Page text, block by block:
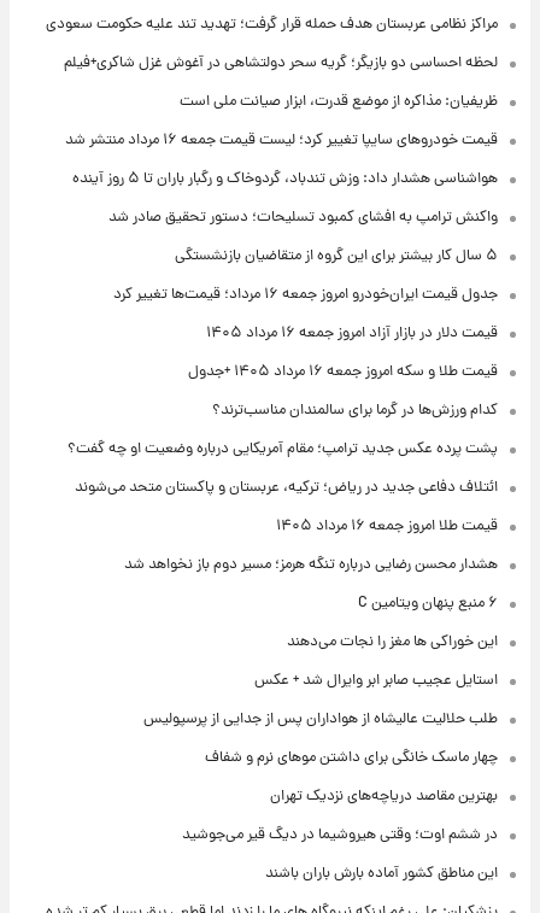
مراکز نظامی عربستان هدف حمله قرار گرفت؛ تهدید تند علیه حکومت سعودی
لحظه احساسی دو بازیگر؛ گریه سحر دولتشاهی در آغوش غزل شاکری+فیلم
ظریفیان: مذاکره از موضع قدرت، ابزار صیانت ملی است
قیمت خودروهای سایپا تغییر کرد؛ لیست قیمت جمعه ۱۶ مرداد منتشر شد
هواشناسی هشدار داد: وزش تندباد، گردوخاک و رگبار باران تا ۵ روز آینده
واکنش ترامپ به افشای کمبود تسلیحات؛ دستور تحقیق صادر شد
۵ سال کار بیشتر برای این گروه از متقاضیان بازنشستگی
جدول قیمت ایران‌خودرو امروز جمعه ۱۶ مرداد؛ قیمت‌ها تغییر کرد
قیمت دلار در بازار آزاد امروز جمعه ۱۶ مرداد ۱۴۰۵
قیمت طلا و سکه امروز جمعه ۱۶ مرداد ۱۴۰۵ +جدول
کدام ورزش‌ها در گرما برای سالمندان مناسب‌ترند؟
پشت پرده عکس جدید ترامپ؛ مقام آمریکایی درباره وضعیت او چه گفت؟
ائتلاف دفاعی جدید در ریاض؛ ترکیه، عربستان و پاکستان متحد می‌شوند
قیمت طلا امروز جمعه ۱۶ مرداد ۱۴۰۵
هشدار محسن رضایی درباره تنگه هرمز؛ مسیر دوم باز نخواهد شد
۶ منبع پنهان ویتامین C
این خوراکی ها مغز را نجات می‌دهند
استایل عجیب صابر ابر وایرال شد + عکس
طلب حلالیت عالیشاه از هواداران پس از جدایی از پرسپولیس
چهار ماسک خانگی برای داشتن موهای نرم و شفاف
بهترین مقاصد دریاچه‌های نزدیک تهران
در ششم اوت؛ وقتی هیروشیما در دیگ قیر می‌جوشید
این مناطق کشور آماده بارش باران باشند